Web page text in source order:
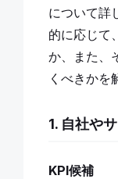
について詳
的に応じて
か、また、
くべきかを
1. 自社や
KPI候補